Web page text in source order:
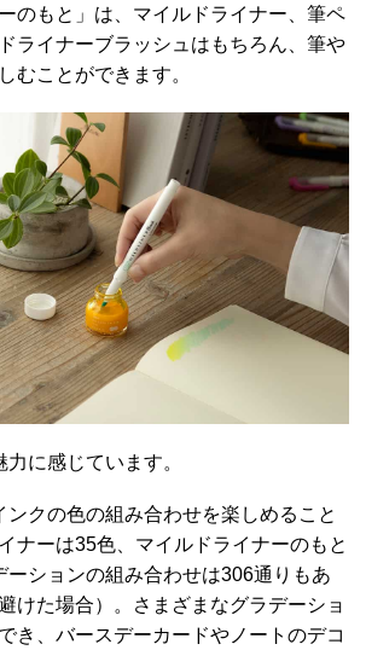
のもと」は、マイルドライナー、筆ペ
ライナーブラッシュはもちろん、筆や
むことができます。
に感じています。
ンクの色の組み合わせを楽しめること
ナーは35色、マイルドライナーのもと
ーションの組み合わせは306通りもあ
けた場合）。さまざまなグラデーショ
き、バースデーカードやノートのデコ